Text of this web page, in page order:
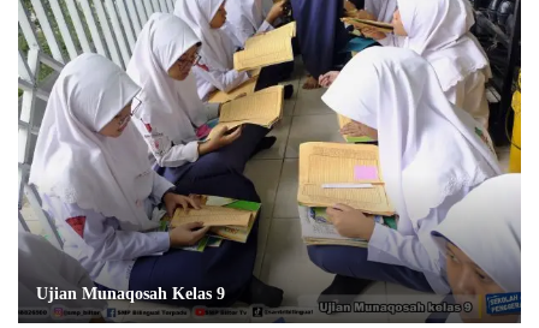
Ujian Munaqosah Kelas 9